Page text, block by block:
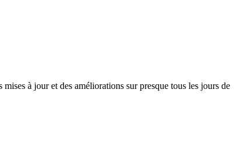
à jour et des améliorations sur presque tous les jours de